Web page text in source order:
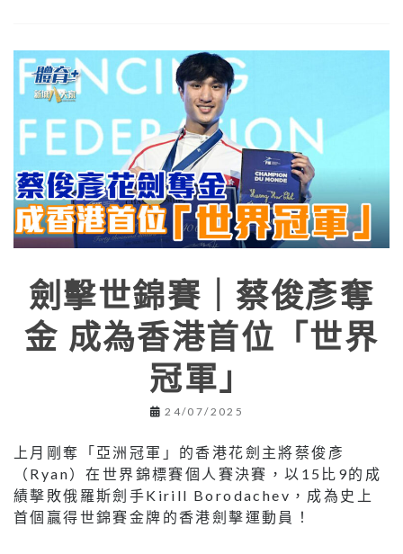
劍擊世錦賽｜蔡俊彥奪
金 成為香港首位「世界
冠軍」
24/07/2025
上月剛奪「亞洲冠軍」的香港花劍主將蔡俊彥
（Ryan）在世界錦標賽個人賽決賽，以15比9的成
績擊敗俄羅斯劍手Kirill Borodachev，成為史上
首個贏得世錦賽金牌的香港劍擊運動員！